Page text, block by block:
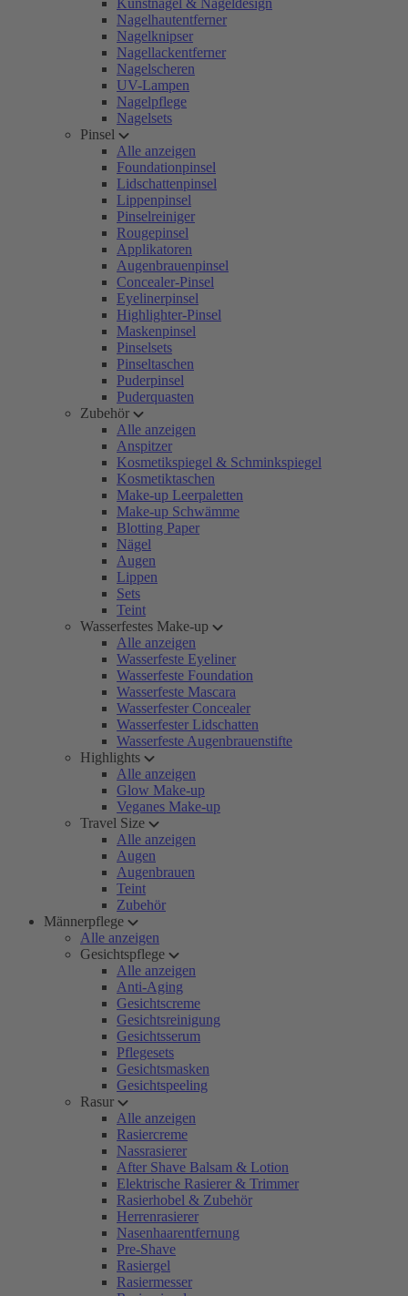
Kunstnägel & Nageldesign
Nagelhautentferner
Nagelknipser
Nagellackentferner
Nagelscheren
UV-Lampen
Nagelpflege
Nagelsets
Pinsel
Alle anzeigen
Foundationpinsel
Lidschattenpinsel
Lippenpinsel
Pinselreiniger
Rougepinsel
Applikatoren
Augenbrauenpinsel
Concealer-Pinsel
Eyelinerpinsel
Highlighter-Pinsel
Maskenpinsel
Pinselsets
Pinseltaschen
Puderpinsel
Puderquasten
Zubehör
Alle anzeigen
Anspitzer
Kosmetikspiegel & Schminkspiegel
Kosmetiktaschen
Make-up Leerpaletten
Make-up Schwämme
Blotting Paper
Nägel
Augen
Lippen
Sets
Teint
Wasserfestes Make-up
Alle anzeigen
Wasserfeste Eyeliner
Wasserfeste Foundation
Wasserfeste Mascara
Wasserfester Concealer
Wasserfester Lidschatten
Wasserfeste Augenbrauenstifte
Highlights
Alle anzeigen
Glow Make-up
Veganes Make-up
Travel Size
Alle anzeigen
Augen
Augenbrauen
Teint
Zubehör
Männerpflege
Alle anzeigen
Gesichtspflege
Alle anzeigen
Anti-Aging
Gesichtscreme
Gesichtsreinigung
Gesichtsserum
Pflegesets
Gesichtsmasken
Gesichtspeeling
Rasur
Alle anzeigen
Rasiercreme
Nassrasierer
After Shave Balsam & Lotion
Elektrische Rasierer & Trimmer
Rasierhobel & Zubehör
Herrenrasierer
Nasenhaarentfernung
Pre-Shave
Rasiergel
Rasiermesser